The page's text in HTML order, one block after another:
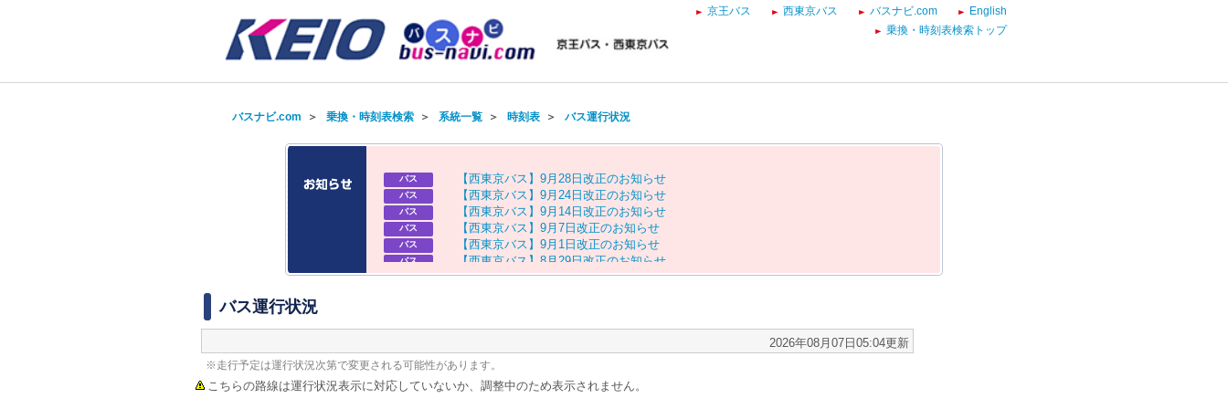
京王バス 西東京バス バスナビ.com
English
乗換・時刻表検索トップ
バスナビ.com ＞ 乗換・時刻表検索＞ 系統一覧＞ 時刻表＞ バス運行状況
バス 【西東京バス 】 9月 28 日 改正のお知 らせ
バス 【西東京バス 】 9月 24 日 改正のお知 らせ
バス 【西東京バス 】 9月 14 日 改正のお知 らせ
バス 【西東京バス 】 9月 7 日 改正のお知 らせ
バス 【西東京バス 】 9月 1 日 改正のお知 らせ
バス 【西東京バス 】 8 月 29日改正のお知 らせ
バス 【京王バス】お盆ダイヤのお知らせ
バス運行状況
2026年08月07日05:04更新
※走行予定は運行状況次第で変更される可能性があります。
こちらの路線は運行状況表示に対応していないか、調整中のため表示されません。